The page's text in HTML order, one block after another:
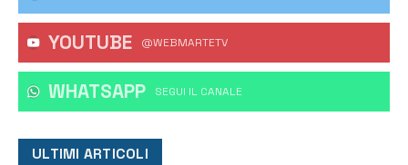
YOUTUBE @WEBMARTETV
WHATSAPP ‎SEGUI IL CANALE
ULTIMI ARTICOLI